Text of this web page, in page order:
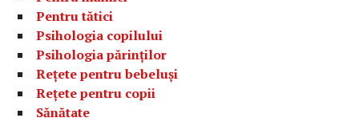
Pentru tătici
Psihologia copilului
Psihologia părinților
Rețete pentru bebeluși
Rețete pentru copii
Sănătate